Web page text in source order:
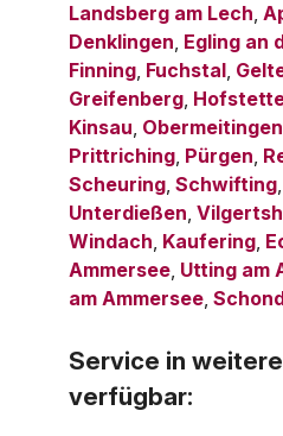
Landsberg am Lech,
Denklingen, Egling an
Finning, Fuchstal,
Greifenberg,
Kinsau, Obermeitingen
Prittriching, Pürgen,
Scheuring,Schwifting,
Unterdießen,
Windach, Kaufering,
Ammersee, Utting am
am Ammersee,
Service in
verfügbar: